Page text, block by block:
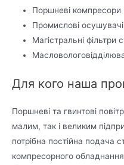
Поршневі компресори
Промислові осушувачі
Магістральні фільтри
Для кого наша
Поршневі та гвинтові
малим, так і великим
потрібна постійна подача
компресорного